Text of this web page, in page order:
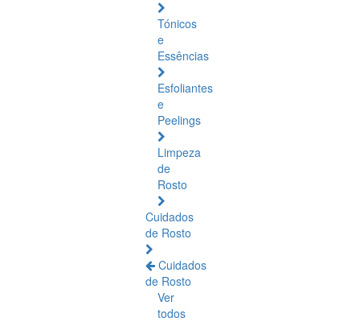
Tónicos
e
Essências
Esfoliantes
e
Peelings
Limpeza
de
Rosto
Cuidados
de Rosto
Cuidados
de Rosto
Ver
todos